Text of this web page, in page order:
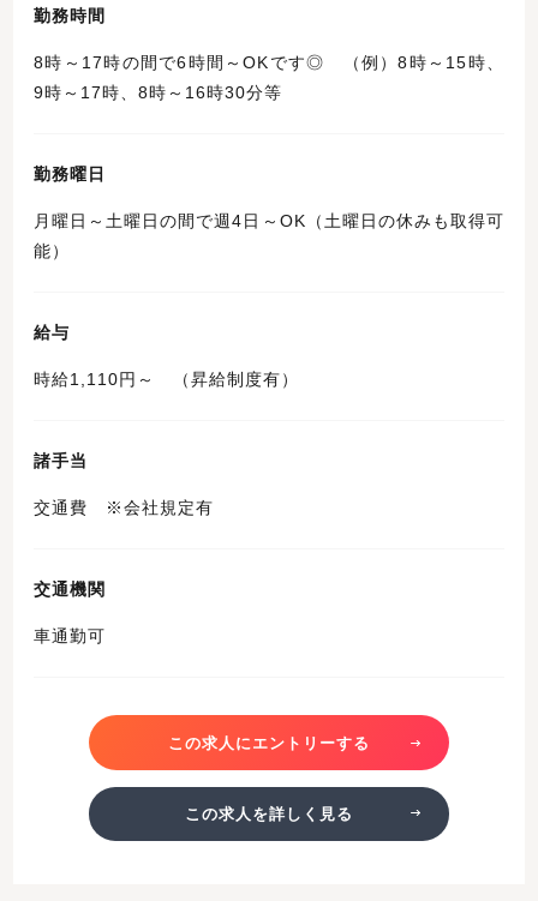
勤務時間
8時～17時の間で6時間～OKです◎ （例）8時～15時、
9時～17時、8時～16時30分等
勤務曜日
月曜日～土曜日の間で週4日～OK（土曜日の休みも取得可
能）
給与
時給1,110円～ （昇給制度有）
諸手当
交通費 ※会社規定有
交通機関
車通勤可
この求人にエントリーする
この求人を詳しく見る